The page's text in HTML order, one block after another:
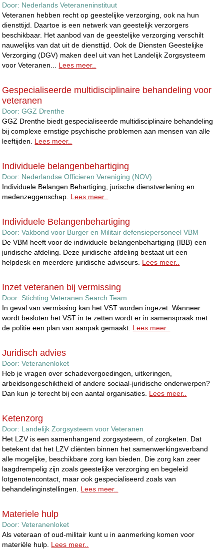
Door: Nederlands Veteraneninstituut
Veteranen hebben recht op geestelijke verzorging, ook na hun
diensttijd. Daartoe is een netwerk van geestelijk verzorgers
beschikbaar. Het aanbod van de geestelijke verzorging verschilt
nauwelijks van dat uit de diensttijd. Ook de Diensten Geestelijke
Verzorging (DGV) maken deel uit van het Landelijk Zorgsysteem
voor Veteranen... Lees meer..
Gespecialiseerde multidisciplinaire behandeling voor
veteranen
Door:GGZ Drenthe
GGZ Drenthe biedt gespecialiseerde multidisciplinaire behandeling
bij complexe ernstige psychische problemen aan mensen van alle
leeftijden. Lees meer..
Individuele belangenbehartiging
Door: Nederlandse Officieren Vereniging (NOV)
Individuele Belangen Behartiging, jurische dienstverlening en
medenzeggenschap. Lees meer..
Individuele Belangenbehartiging
Door:Vakbond voor Burger en Militair defensiepersoneel VBM
De VBM heeft voor de individuele belangenbehartiging (IBB) een
juridische afdeling. Deze juridische afdeling bestaat uit een
helpdesk en meerdere juridische adviseurs. Lees meer..
Inzet veteranen bij vermissing
Door: Stichting Veteranen Search Team
In geval van vermissing kan het VST worden ingezet. Wanneer
wordt besloten het VST in te zetten wordt er in samenspraak met
de politie een plan van aanpak gemaakt. Lees meer..
Juridisch advies
Door:Veteranenloket
Heb je vragen over schadevergoedingen, uitkeringen,
arbeidsongeschiktheid of andere sociaal-juridische onderwerpen?
Dan kun je terecht bij een aantal organisaties. Lees meer..
Ketenzorg
Door: Landelijk Zorgsysteem voor Veteranen
Het LZV is een samenhangend zorgsysteem, of zorgketen. Dat
betekent dat het LZV cliënten binnen het samenwerkingsverband
alle mogelijke, beschikbare zorg kan bieden. Die zorg kan zeer
laagdrempelig zijn zoals geestelijke verzorging en begeleid
lotgenotencontact, maar ook gespecialiseerd zoals van
behandelinginstellingen. Lees meer..
Materiele hulp
Door:Veteranenloket
Als veteraan of oud-militair kunt u in aanmerking komen voor
materiële hulp. Lees meer..